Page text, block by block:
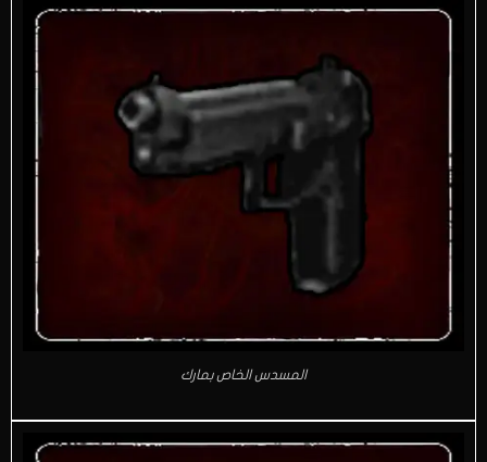
المسدس الخاص بمارك